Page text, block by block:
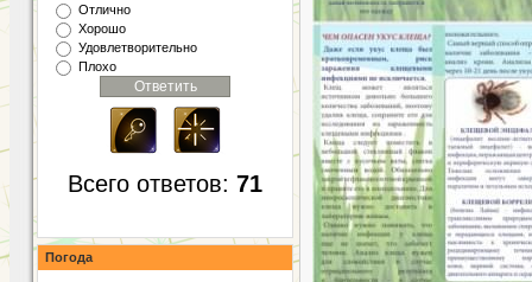
Отлично
Хорошо
Удовлетворительно
Плохо
Всего ответов: 71
Погода